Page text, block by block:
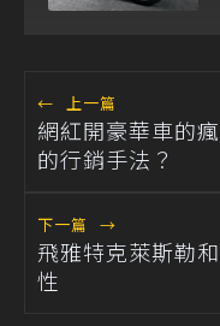
← 上一篇
網紅開豪華車的
的行銷手法？
下一篇 →
飛雅特克萊斯勒
性